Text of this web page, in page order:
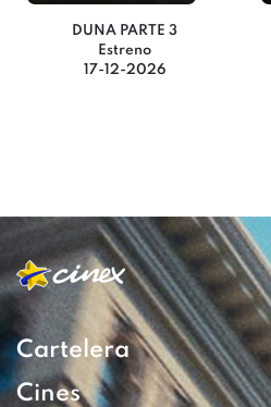
DUNA PARTE 3
Estreno
17-12-2026
Cartelera
Cines